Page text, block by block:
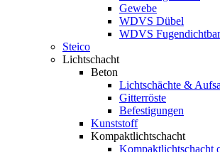
Gewebe
WDVS Dübel
WDVS
Steico
Lichtschacht
Beton
Lichtschächte &
Gitterröste
Befestigungen
Kunststoff
Kompaktlichtschacht
Kompaktlichtschacht